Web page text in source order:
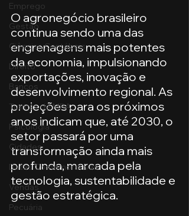
Emprego
Gestão
Ciências Contábeis
Direito
Bancos
Turmas de MBA
Psicologia
Cidades
Datas Comemorativas
Vendas
Pecuária
O agronegócio brasileiro
continua sendo uma das
engrenagens mais potentes
da economia, impulsionando
exportações, inovação e
desenvolvimento regional. As
projeções para os próximos
anos indicam que, até 2030, o
setor passará por uma
transformação ainda mais
profunda, marcada pela
tecnologia, sustentabilidade e
gestão estratégica.